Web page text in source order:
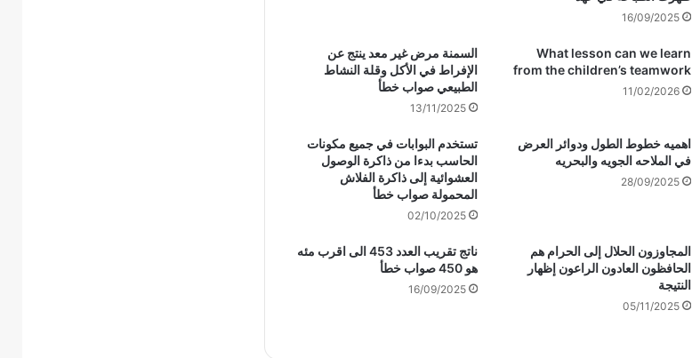
16/09/2025
What lesson can we learn
from the children’s teamwork
11/02/2026
السمنة مرض غير معد ينتج عن
الإفراط في الأكل وقلة النشاط
الطبيعي صواب خطأ
13/11/2025
اهميه خطوط الطول ودوائر العرض
في الملاحه الجويه والبحريه
28/09/2025
تستخدم البوابات في جميع مكونات
الحاسب بدءا من ذاكرة الوصول
العشوائية إلى ذاكرة الفلاش
المحمولة صواب خطأ
02/10/2025
المجاوزون الحلال إلى الحرام هم
الحافظون العادون الراعون إظهار
النتيجة
05/11/2025
ناتج تقريب العدد 453 الى اقرب مئه
هو 450 صواب خطأ
16/09/2025